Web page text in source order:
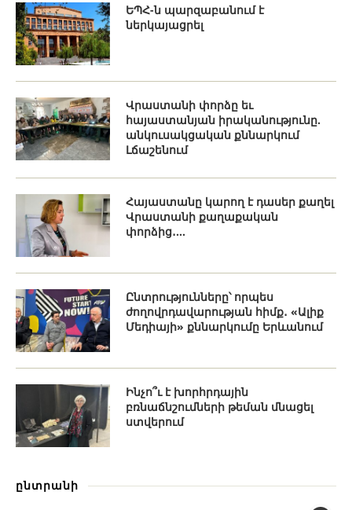
ԵՊՀ-ն պարզաբանում է
ներկայացրել
Վրաստանի փորձը եւ
հայաստանյան իրականությունը.
անկուսակցական քննարկում
Լճաշենում
Հայաստանը կարող է դասեր քաղել
Վրաստանի քաղաքական
փորձից․...
Ընտրությունները՝ որպես
ժողովրդավարության հիմք․ «Ալիք
Մեդիայի» քննարկումը Երևանում
Ինչո՞ւ է խորհրդային
բռնաճնշումների թեման մնացել
ստվերում
ընտրանի